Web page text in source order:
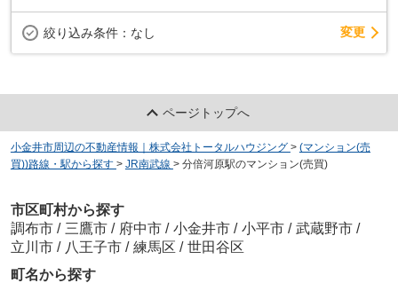
絞り込み条件： なし 変更
ページトップへ
小金井市周辺の不動産情報｜株式会社トータルハウジング > (マンション(売
買))路線・駅から探す > JR南武線 > 分倍河原駅のマンション(売買)
市区町村から探す
調布市 / 三鷹市 / 府中市 / 小金井市 / 小平市 / 武蔵野市 /
立川市 / 八王子市 / 練馬区 / 世田谷区
町名から探す